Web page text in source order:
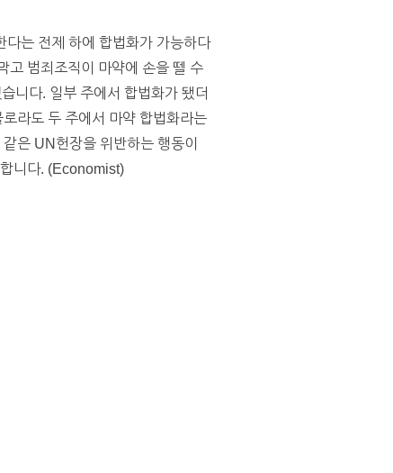
는 전제 하에 합법화가 가능하다
고 범죄조직이 마약에 손을 뗄 수
니다. 일부 주에서 합법화가 됐더
라도 두 주에서 마약 합법화라는
은 UN헌장을 위반하는 행동이
니다. (Economist)